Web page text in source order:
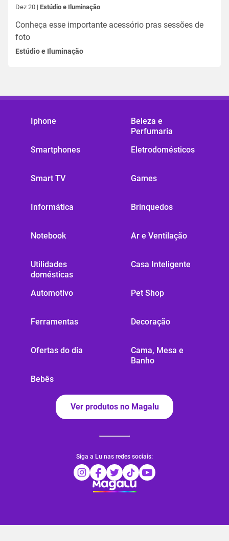
Dez 20 | Estúdio e Iluminação
Conheça esse importante acessório pras sessões de
foto
Estúdio e Iluminação
Iphone
Smartphones
Smart TV
Informática
Notebook
Utilidades
domésticas
Automotivo
Ferramentas
Ofertas do dia
Bebês
Beleza e
Perfumaria
Eletrodomésticos
Games
Brinquedos
Ar e Ventilação
Casa Inteligente
Pet Shop
Decoração
Cama, Mesa e
Banho
Ver produtos no Magalu
Siga a Lu nas redes sociais: